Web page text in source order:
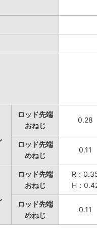
ロッド先端
おねじ
0.28
ロッド先端
めねじ
0.11
ロッド先端
おねじ
R：
H：
ロッド先端
めねじ
0.11